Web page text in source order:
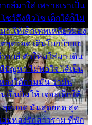
ยส์มาใส่ เพราะเราเป็น
ชว์ถึงหิวโซ เด็กใต้ก็ไม่
ให้เด็กเทพเหลียวมอง
สุดยอด เดินโยกย้ายเย
ายส์ ตัวใหม่ใส่มา เดิน
ปัญหา ไม่พอใจ ได้เป็น
ลงใต้ถามมัน ว่ามัน
ป็นยิ้มให้ เจอะเด็กใต้
สุดยอด มันสุดยอด สุด
บหลงรักสาวราม ที่พัก